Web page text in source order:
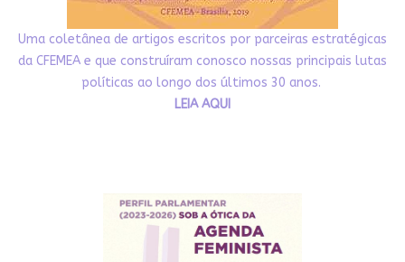
Uma coletânea de artigos escritos por parceiras estratégicas
da CFEMEA e que construíram conosco nossas principais lutas
políticas ao longo dos últimos 30 anos.
LEIA AQUI